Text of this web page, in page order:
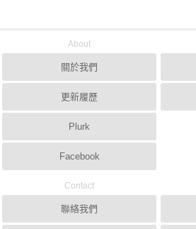
About
關於我們
更新履歷
Plurk
Facebook
Contact
聯絡我們